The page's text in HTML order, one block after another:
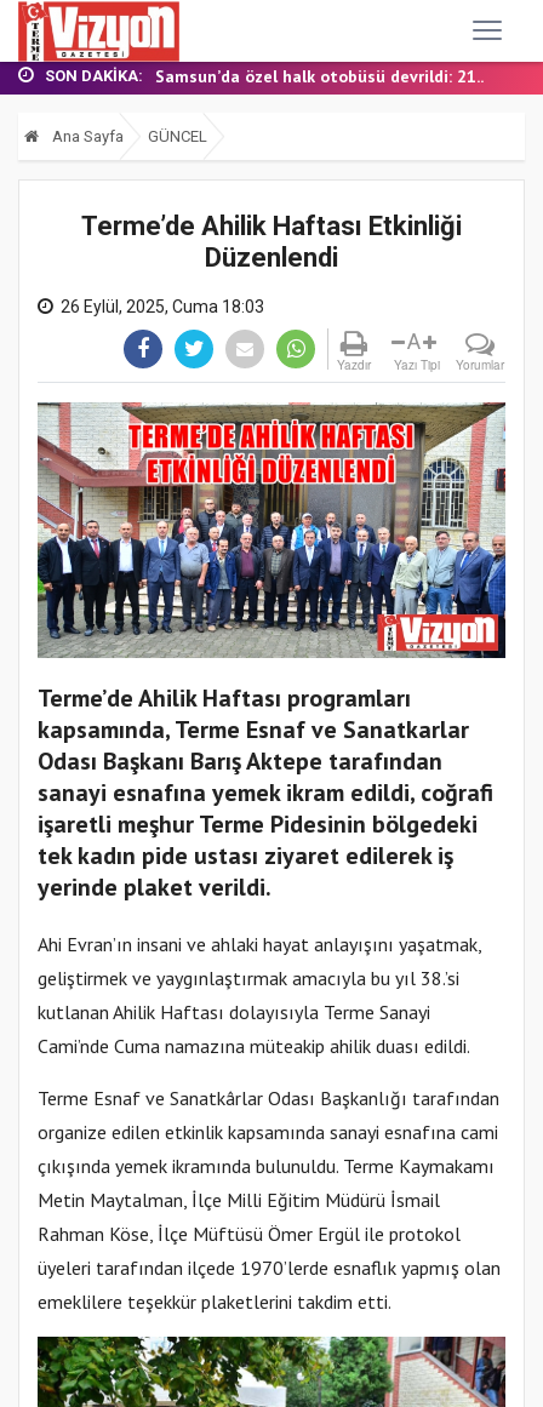
SON DAKIKA:
TERME MHP’DE KONGRE HEYECANI
YALI MAHALLESİ’NDE DOĞALGAZ İÇİN İLK KAZ...
Samsun’da özel halk otobüsü devrildi: 21...
FINDIK BAHÇESİNDE YANMIŞ HALDE ÖLÜ BULUN...
TERME MHP’DE KONGRE HEYECANI
Ana Sayfa GÜNCEL
Terme’de Ahilik Haftası Etkinliği
Düzenlendi
26 Eylül, 2025, Cuma 18:03
Yazdır
A
Yazı Tipi Yorumlar
Terme’de Ahilik Haftası programları
kapsamında, Terme Esnaf ve Sanatkarlar
Odası Başkanı Barış Aktepe tarafından
sanayi esnafına yemek ikram edildi, coğrafi
işaretli meşhur Terme Pidesinin bölgedeki
tek kadın pide ustası ziyaret edilerek iş
yerinde plaket verildi.
Ahi Evran’ın insani ve ahlaki hayat anlayışını yaşatmak,
geliştirmek ve yaygınlaştırmak amacıyla bu yıl 38.’si
kutlanan Ahilik Haftası dolayısıyla Terme Sanayi
Cami’nde Cuma namazına müteakip ahilik duası edildi.
Terme Esnaf ve Sanatkârlar Odası Başkanlığı tarafından
organize edilen etkinlik kapsamında sanayi esnafına cami
çıkışında yemek ikramında bulunuldu. Terme Kaymakamı
Metin Maytalman, İlçe Milli Eğitim Müdürü İsmail
Rahman Köse, İlçe Müftüsü Ömer Ergül ile protokol
üyeleri tarafından ilçede 1970’lerde esnaflık yapmış olan
emeklilere teşekkür plaketlerini takdim etti.